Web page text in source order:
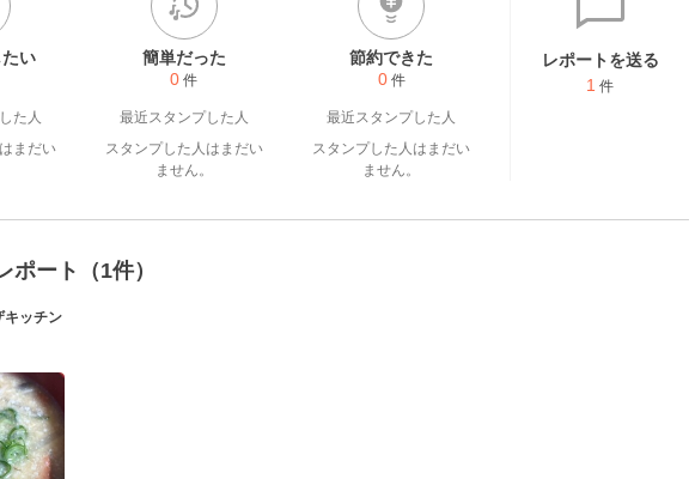
い
た人
まだい
簡単だった
0 件
最近スタンプした人
スタンプした人はまだい
ません。
節約できた
0 件
最近スタンプした人
スタンプした人はまだい
ません。
レポートを送る
1 件
ポート（1件）
キッチン